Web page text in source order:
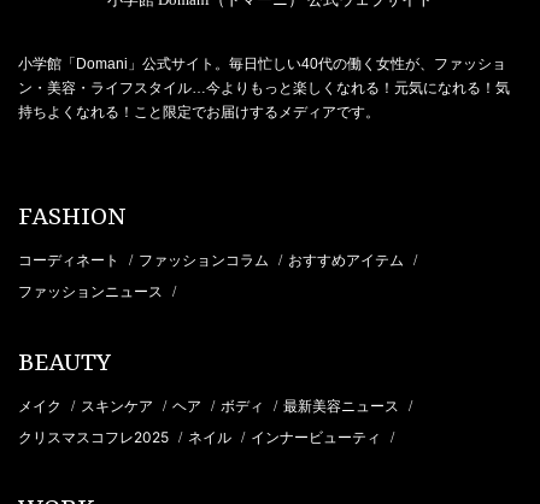
小学館「Domani」公式サイト。毎日忙しい40代の働く女性が、ファッショ
ン・美容・ライフスタイル…今よりもっと楽しくなれる！元気になれる！気
持ちよくなれる！こと限定でお届けするメディアです。
FASHION
コーディネート / ファッションコラム / おすすめアイテム /
ファッションニュース /
BEAUTY
メイク / スキンケア / ヘア / ボディ / 最新美容ニュース /
クリスマスコフレ2025 / ネイル / インナービューティ /